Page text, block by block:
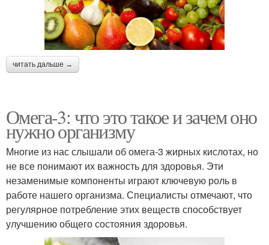
читать дальше →
Омега-3: что это такое и зачем оно
нужно организму
Многие из нас слышали об омега-3 жирных кислотах, но
не все понимают их важность для здоровья. Эти
незаменимые компоненты играют ключевую роль в
работе нашего организма. Специалисты отмечают, что
регулярное потребление этих веществ способствует
улучшению общего состояния здоровья.